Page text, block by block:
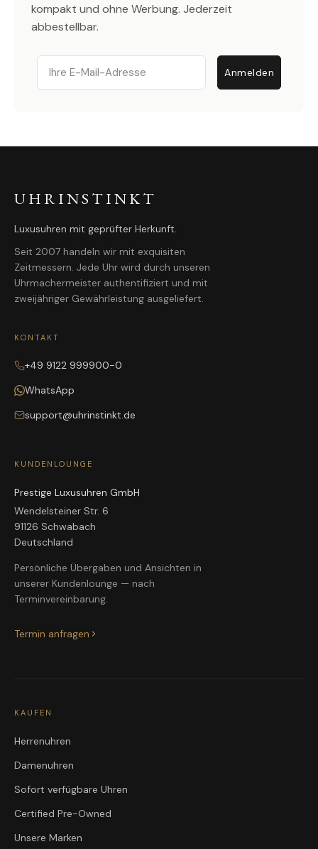
kompakt und ohne Werbung. Jederzeit
abbestellbar.
Email
Anmelden
UHRINSTINKT
Luxusuhren mit geprüfter Herkunft.
Seit 2007 handeln wir mit exquisiten
Zeitmessern. Jede Uhr wird durch unseren
Uhrmachermeister authentifiziert und mit
zweijähriger Gewährleistung ausgeliefert.
KONTAKT
+49 9122 999900-0
WhatsApp
support@uhrinstinkt.de
KUNDENLOUNGE
Prestige Luxusuhren GmbH
Wendelsteiner Str. 6
91126 Schwabach
Deutschland
Persönliche Übergaben und Ansichten in
unserer Kundenlounge — nach
Terminvereinbarung.
Termin anfragen
KAUFEN
Herrenuhren
Damenuhren
Sofort verfügbare Uhren
Certified Pre-Owned
Unsere Marken